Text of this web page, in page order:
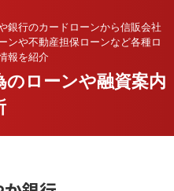
銀行のカードローンから信販会社
ンや不動産担保ローンなど各種ロ
報を紹介
ローンや融資案内